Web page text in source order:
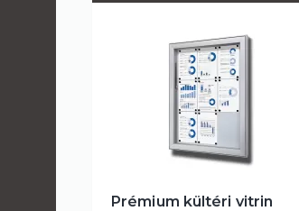
Prémium kültéri vitrin